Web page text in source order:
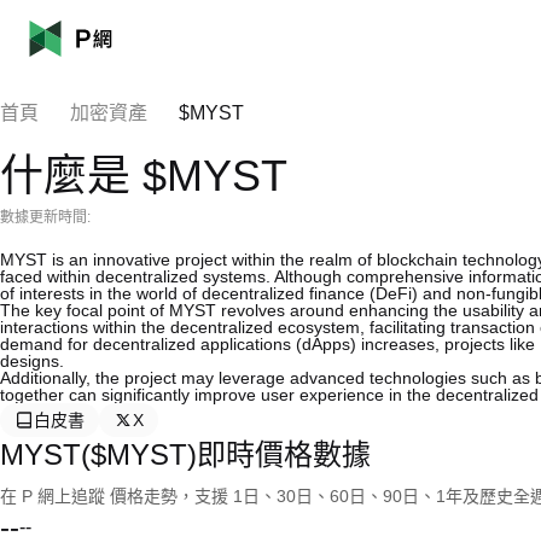
首頁 加密資產 $MYST
什麼是 $MYST
數據更新時間:
MYST is an innovative project within the realm of blockchain
faced within decentralized systems. Although comprehensive
of interests in the world of decentralized finance (DeFi) and non-
The key focal point of MYST revolves around enhancing the usability
interactions within the decentralized ecosystem, facilitating
demand for decentralized applications (dApps) increases, projects
designs.
Additionally, the project may leverage advanced technologies such
together can significantly improve user experience in the
白皮書
X
MYST($MYST)即時價格數據
在 P 網上追蹤 價格走勢，支援 1日、30日、60日、90日、1年及歷史全
----